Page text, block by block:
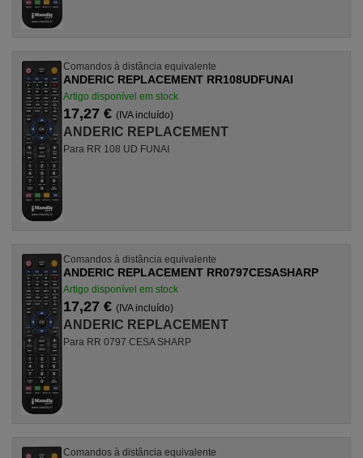
Comandos à distância equivalente
ANDERIC REPLACEMENT RR108UDFUNAI
Artigo disponível em stock
17,27 € (IVA incluído)
ANDERIC REPLACEMENT
Para RR 108 UD FUNAI
Comandos à distância equivalente
ANDERIC REPLACEMENT RR0797CESASHARP
Artigo disponível em stock
17,27 € (IVA incluído)
ANDERIC REPLACEMENT
Para RR 0797 CESA SHARP
Comandos à distância equivalente